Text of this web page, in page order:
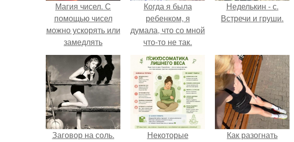
Магия чисел. С
помощью чисел
можно ускорять или
замедлять
происходящие
вокруг нас события,
преумножать удачу
и любовь, убавлять
неприятности.
Когда я была
ребенком, я
думала, что со мной
что-то не так.
Неделькин - с.
Встречи и груши.
Заговор на соль.
Некоторые
Как разогнать